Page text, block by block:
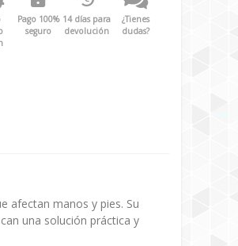
Pago 100%
seguro
14 días para
devolución
¿Tienes
dudas?
afectan manos y pies. Su
una solución práctica y